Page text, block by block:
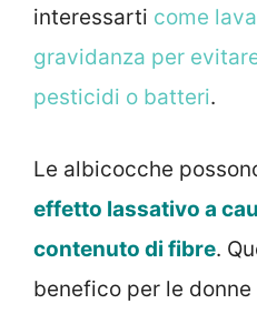
interessarti come
gravidanza per
pesticidi o batteri.
Le albicocche
effetto lassativo a
contenuto di fibre.
benefico per le